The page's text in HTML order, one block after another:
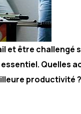
et être
Quelles